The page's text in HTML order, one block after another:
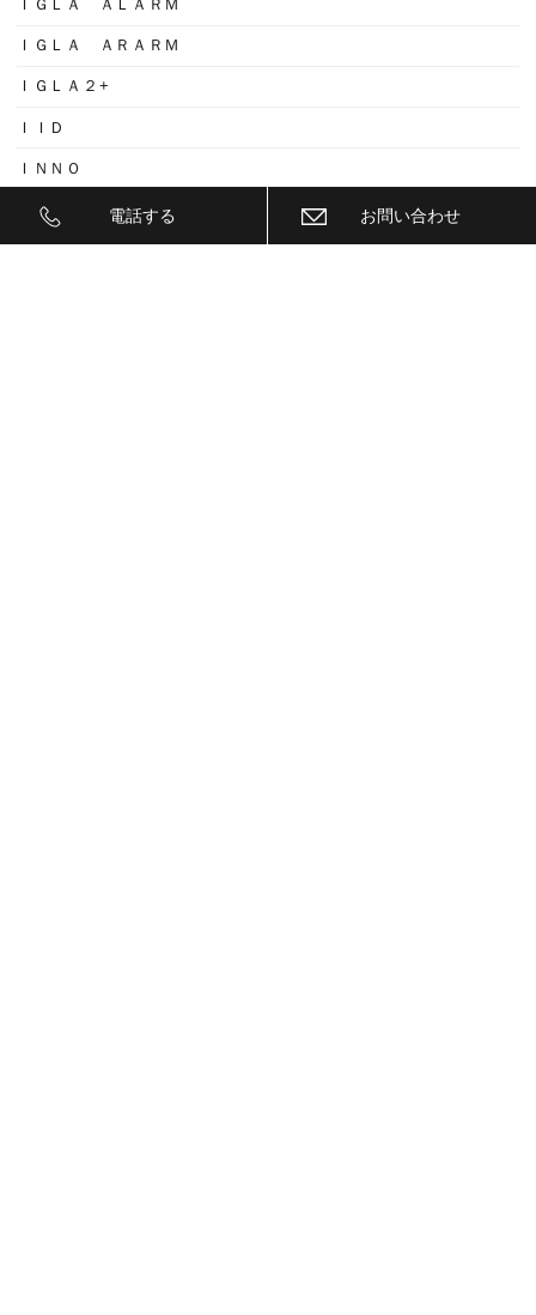
ＩＧＬＡ ＡＬＡＲＭ
ＩＧＬＡ ＡＲＡＲＭ
ＩＧＬＡ２+
ＩＩＤ
ＩＮＮＯ
ｉｓｗｅｅｐ(IS1500)
ＪＥＥＰ
電話する お問い合わせ